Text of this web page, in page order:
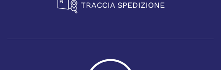
TRACCIA SPEDIZIONE